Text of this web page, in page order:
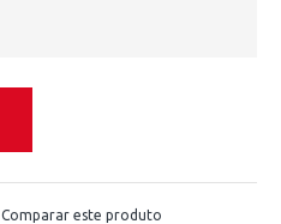
Comparar este produto